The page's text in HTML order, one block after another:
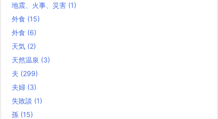
地震、火事、災害 (1)
外食 (15)
外食 (6)
天気 (2)
天然温泉 (3)
夫 (299)
夫婦 (3)
失敗談 (1)
孫 (15)